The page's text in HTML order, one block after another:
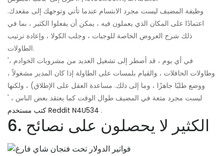
وظيفة المضيف ليست مجرد الابتسام عندما تأتي وتوجهك إلى مقعدك.
اعتمادًا على المكان الذي يعملون فيه ، يمكن أن يفعلوا الكثير ، بما في
ذلك شرح العروض الخاصة للوجبات ، وجلب الكولا ، وإعادة ترتيب
الطاولات.
'في أي يوم ، قد أضطر إلى تشغيل العديد من مشروبات الخوادم ،
وطاولات الحافلات ، والقيام بلمسات على الطاولة إذا كان المدير مشغولاً ،
ووضع طلبًا جاهزًا ، وما إلى ذلك. مساعدة العقل على الإطلاق) ، ولكنها
ليست مجرد متعة في المضيف طوال الوقت كما يعتقد بعض الناس ، '
كتب مستخدم Reddit N4U534 .
6. الكثير لا يحصلون على نصائح